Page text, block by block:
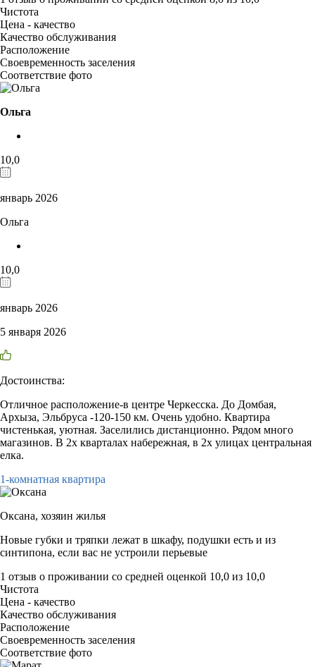
Чистота
Цена - качество
Качество обслуживания
Расположение
Своевременность заселения
Соответствие фото
Ольга
10,0
январь 2026
Ольга
10,0
январь 2026
5 января 2026
Достоинства:
Отличное расположение-в центре Черкесска. До Домбая,
Архыза, Эльбруса -120-150 км. Очень удобно. Квартира
чистенькая, уютная. Заселились дистанционно. Рядом много
магазинов. В 2х кварталах набережная, в 2х улицах центральная
елка.
1-комнатная квартира
Оксана, хозяин жилья
Новые губки и тряпки лежат в шкафу, подушки есть и из
синтипона, если вас не устроили перьевые
1 отзыв о проживании со средней оценкой 10,0 из 10,0
Чистота
Цена - качество
Качество обслуживания
Расположение
Своевременность заселения
Соответствие фото